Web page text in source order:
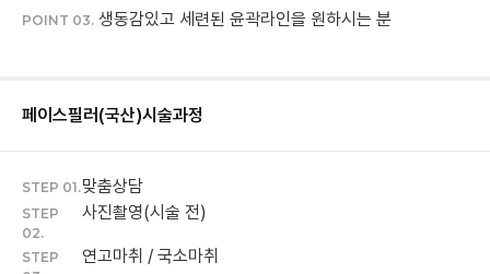
POINT 03. 생동감있고 세련된 윤곽라인을 원하시는 분
페이스필러(국산)시술과정
STEP 01.맞춤상담
STEP
02.
사진촬영(시술 전)
STEP
연고마취 / 국소마취